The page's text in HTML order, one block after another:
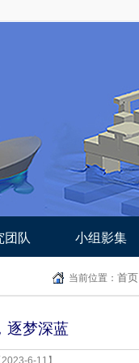
团队 小组影集
当前位置： 首页
逐梦深蓝
6-11】